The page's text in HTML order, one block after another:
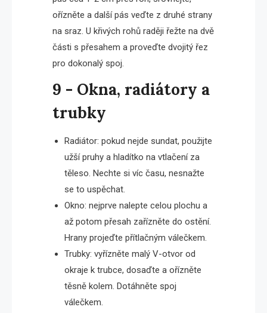
ořízněte a další pás veďte z druhé strany
na sraz. U křivých rohů raději řežte na dvě
části s přesahem a proveďte dvojitý řez
pro dokonalý spoj.
9 - Okna, radiátory a
trubky
Radiátor: pokud nejde sundat, použijte
užší pruhy a hladítko na vtlačení za
těleso. Nechte si víc času, nesnažte
se to uspěchat.
Okno: nejprve nalepte celou plochu a
až potom přesah zařízněte do ostění.
Hrany projeďte přítlačným válečkem.
Trubky: vyřízněte malý V-otvor od
okraje k trubce, dosaďte a ořízněte
těsně kolem. Dotáhněte spoj
válečkem.